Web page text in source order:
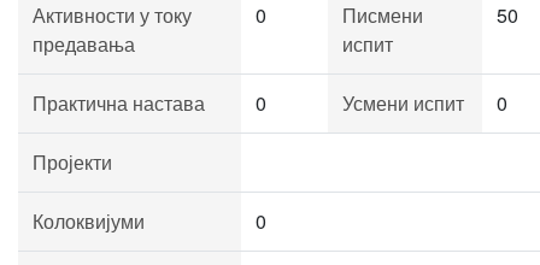
Активности у току
предавања
0
Писмени
испит
50
Практична настава 0 Усмени испит 0
Пројекти
Колоквијуми 0